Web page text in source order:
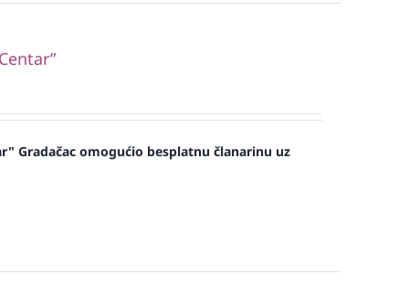
Gradačac omogućio besplatnu članarinu uz